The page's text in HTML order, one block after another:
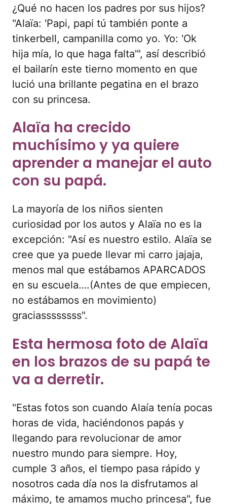
¿Qué no hacen los padres por sus hijos?
"Alaïa: 'Papi, papi tú también ponte a
tinkerbell, campanilla como yo. Yo: 'Ok
hija mía, lo que haga falta'", así describió
el bailarín este tierno momento en que
lució una brillante pegatina en el brazo
con su princesa.
Alaïa ha crecido
muchísimo y ya quiere
aprender a manejar el auto
con su papá.
La mayoría de los niños sienten
curiosidad por los autos y Alaïa no es la
excepción: "Así es nuestro estilo. Alaïa se
cree que ya puede llevar mi carro jajaja,
menos mal que estábamos APARCADOS
en su escuela….(Antes de que empiecen,
no estábamos en movimiento)
graciassssssss".
Esta hermosa foto de Alaïa
en los brazos de su papá te
va a derretir.
"Estas fotos son cuando Alaía tenía pocas
horas de vida, haciéndonos papás y
llegando para revolucionar de amor
nuestro mundo para siempre. Hoy,
cumple 3 años, el tiempo pasa rápido y
nosotros cada día nos la disfrutamos al
máximo, te amamos mucho princesa", fue